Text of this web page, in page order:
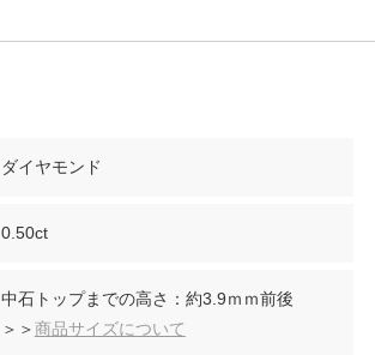
ダイヤモンド
0.50ct
中石トップまでの高さ：約3.9ｍｍ前後
＞＞商品サイズについて